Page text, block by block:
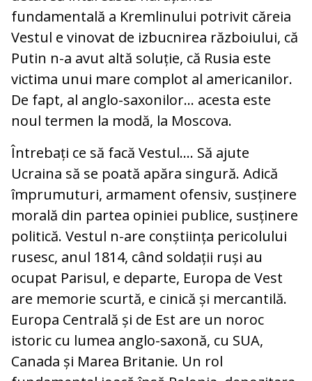
fundamentală a Kremlinului potrivit căreia
Vestul e vinovat de izbucnirea războiului, că
Putin n-a avut altă soluție, că Rusia este
victima unui mare complot al americanilor.
De fapt, al anglo-saxonilor… acesta este
noul termen la modă, la Moscova.
Întrebați ce să facă Vestul…. Să ajute
Ucraina să se poată apăra singură. Adică
împrumuturi, armament ofensiv, susținere
morală din partea opiniei publice, susținere
politică. Vestul n-are conștiința pericolului
rusesc, anul 1814, când soldații ruși au
ocupat Parisul, e departe, Europa de Vest
are memorie scurtă, e cinică și mercantilă.
Europa Centrală și de Est are un noroc
istoric cu lumea anglo-saxonă, cu SUA,
Canada și Marea Britanie. Un rol